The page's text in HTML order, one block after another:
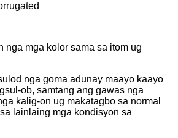
nga mga kolor sama sa itom ug
nga goma adunay maayo kaayo
ob, samtang ang gawas nga
kalig-on ug makatagbo sa normal
lainlaing mga kondisyon sa